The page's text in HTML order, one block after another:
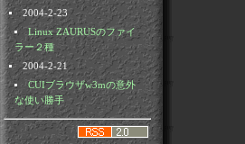
2004-2-23
Linux ZAURUSのファイ
ラー２種
2004-2-21
CUIブラウザw3mの意外
な使い勝手